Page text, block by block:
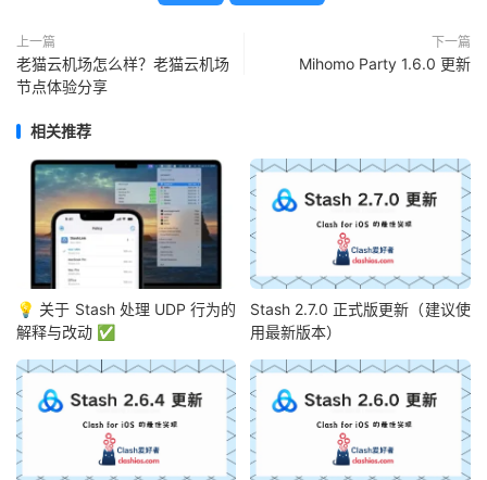
上一篇
老猫云机场怎么样？老猫云机场
节点体验分享
下一篇
Mihomo Party 1.6.0 更新
相关推荐
💡 关于 Stash 处理 UDP 行为的
解释与改动 ✅
Stash 2.7.0 正式版更新（建议使
用最新版本）